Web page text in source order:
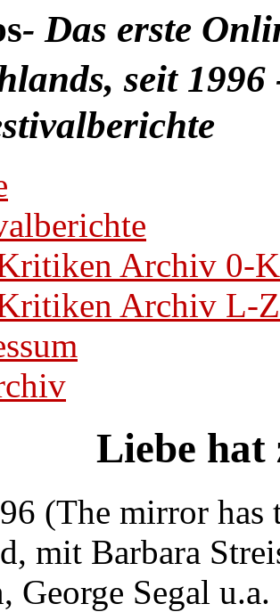
- Das erste
seit
Archiv 0-K
Archiv L-Z
Liebe hat
(The mirror has
mit Barbara
George Segal